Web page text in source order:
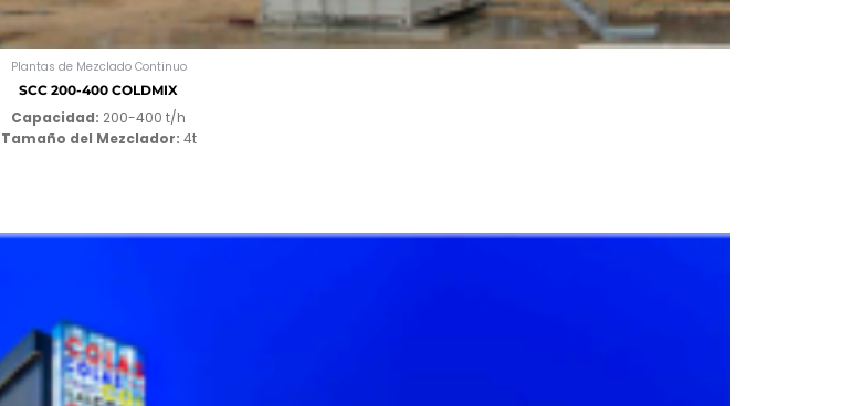
Plantas de Mezclado Continuo
SCC 200-400 COLDMIX
Capacidad: 200-400 t/h
Tamaño del Mezclador: 4t